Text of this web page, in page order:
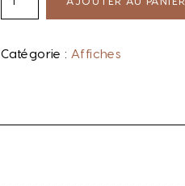
Catégorie : Affiches